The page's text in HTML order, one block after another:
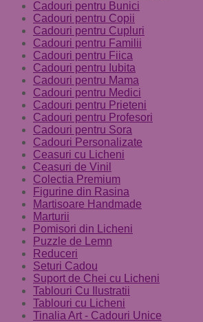
Cadouri pentru Bunici
Cadouri pentru Copii
Cadouri pentru Cupluri
Cadouri pentru Familii
Cadouri pentru Fiica
Cadouri pentru Iubita
Cadouri pentru Mama
Cadouri pentru Medici
Cadouri pentru Prieteni
Cadouri pentru Profesori
Cadouri pentru Sora
Cadouri Personalizate
Ceasuri cu Licheni
Ceasuri de Vinil
Colectia Premium
Figurine din Rasina
Martisoare Handmade
Marturii
Pomisori din Licheni
Puzzle de Lemn
Reduceri
Seturi Cadou
Suport de Chei cu Licheni
Tablouri Cu Ilustratii
Tablouri cu Licheni
Tinalia Art - Cadouri Unice